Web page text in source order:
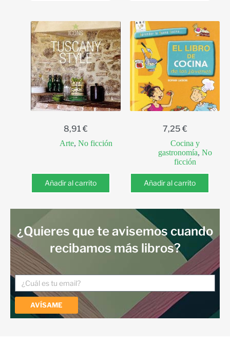
8,91 €
Arte, No ficción
Añadir al carrito
7,25 €
Cocina y
gastronomía, No
ficción
Añadir al carrito
¿Quieres que te avisemos cuando
recibamos más libros?
AVÍSAME